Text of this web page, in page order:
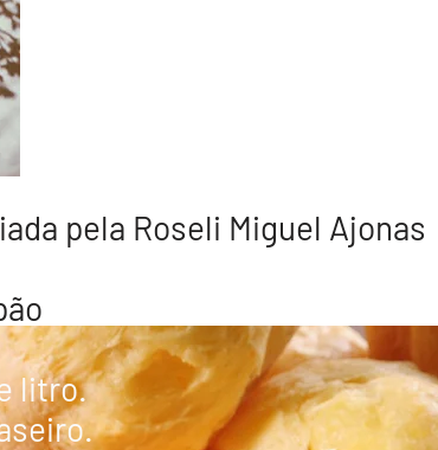
pela Roseli Miguel Ajonas
litro.​